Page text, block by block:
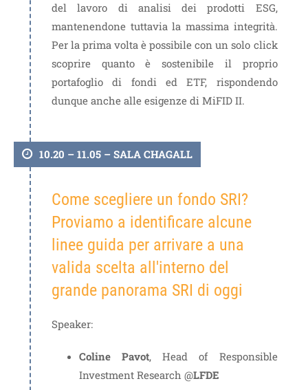
del lavoro di analisi dei prodotti ESG,
mantenendone tuttavia la massima integrità.
Per la prima volta è possibile con un solo click
scoprire quanto è sostenibile il proprio
portafoglio di fondi ed ETF, rispondendo
dunque anche alle esigenze di MiFID II.
10.20 – 11.05 – SALA CHAGALL
Come scegliere un fondo SRI?
Proviamo a identificare alcune
linee guida per arrivare a una
valida scelta all'interno del
grande panorama SRI di oggi
Speaker:
Coline Pavot, Head of Responsible
Investment Research @LFDE